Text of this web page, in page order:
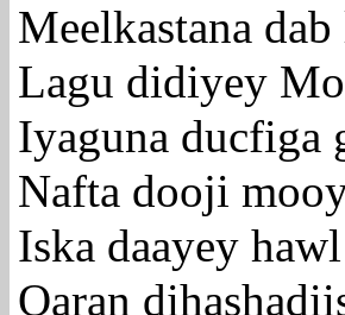
Meelkastana
Lagu didiyey
Iyaguna ducfiga
Nafta dooji
Iska daayey
Qaran